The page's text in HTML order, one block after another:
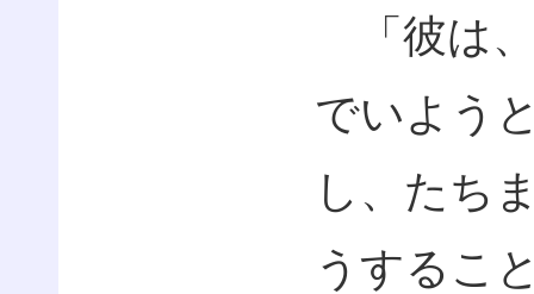
「彼は
でいよう
し、たち
うするこ